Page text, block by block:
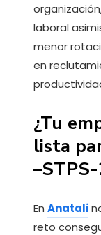
laboral
menor
en
¿Tu
lista
En Anatali
reto